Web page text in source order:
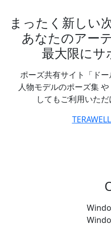
まったく新しい
あなたのアー
最大限にサ
ポーズ共有サイト「ド
人物モデルのポーズ集
してもご利用いた